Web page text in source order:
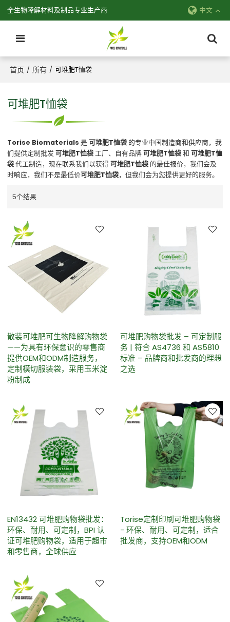
全生物降解材料及制品专业生产商 中文
首页 / 所有 / 可堆肥T恤袋
可堆肥T恤袋
Torise Biomaterials 是可堆肥T恤袋 的专业中国制造商和供应商，我
们提供定制批发可堆肥T恤袋工厂、自有品牌可堆肥T恤袋和可堆肥T恤
袋代工制造，现在联系我们以获得可堆肥T恤袋 的最佳报价，我们会及
时响应，我们不是最低价可堆肥T恤袋，但我们会为您提供更好的服务。
5个结果
散装可堆肥可生物降解购物袋
——为具有环保意识的零售商
提供OEM和ODM制造服务，
定制模切服装袋，采用玉米淀
粉制成
可堆肥购物袋批发 – 可定制服
务 | 符合 AS4736 和 AS5810
标准 – 品牌商和批发商的理想
之选
EN13432 可堆肥购物袋批发：
环保、耐用、可定制，BPI 认
证可堆肥购物袋，适用于超市
和零售商，全球供应
Torise定制印刷可堆肥购物袋
- 环保、耐用、可定制，适合
批发商，支持OEM和ODM